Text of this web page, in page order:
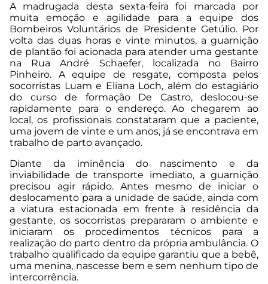
A madrugada desta sexta-feira foi marcada por
muita emoção e agilidade para a equipe dos
Bombeiros Voluntários de Presidente Getúlio. Por
volta das duas horas e vinte minutos, a guarnição
de plantão foi acionada para atender uma gestante
na Rua André Schaefer, localizada no Bairro
Pinheiro. A equipe de resgate, composta pelos
socorristas Luam e Eliana Loch, além do estagiário
do curso de formação De Castro, deslocou-se
rapidamente para o endereço. Ao chegarem ao
local, os profissionais constataram que a paciente,
uma jovem de vinte e um anos, já se encontrava em
trabalho de parto avançado.
Diante da iminência do nascimento e da
inviabilidade de transporte imediato, a guarnição
precisou agir rápido. Antes mesmo de iniciar o
deslocamento para a unidade de saúde, ainda com
a viatura estacionada em frente à residência da
gestante, os socorristas prepararam o ambiente e
iniciaram os procedimentos técnicos para a
realização do parto dentro da própria ambulância. O
trabalho qualificado da equipe garantiu que a bebê,
uma menina, nascesse bem e sem nenhum tipo de
intercorrência.